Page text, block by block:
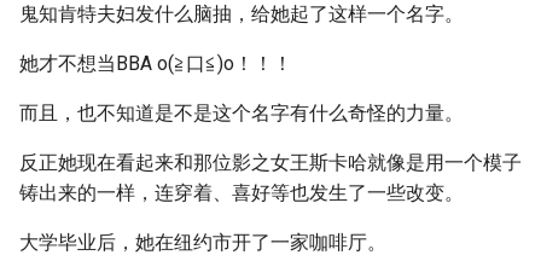
鬼知肯特夫妇发什么脑抽，给她起了这样一个名字。
她才不想当BBA o(≧口≦)o！！！
而且，也不知道是不是这个名字有什么奇怪的力量。
反正她现在看起来和那位影之女王斯卡哈就像是用一个模子
铸出来的一样，连穿着、喜好等也发生了一些改变。
大学毕业后，她在纽约市开了一家咖啡厅。